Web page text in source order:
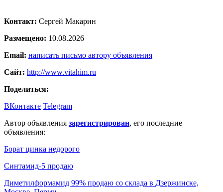
Контакт: Сергей Макарин
Размещено: 10.08.2026
Email: написать письмо автору объявления
Сайт: http://www.vitahim.ru
Поделиться:
ВКонтакте Telegram
Автор объявления зарегистрирован, его последние
объявления:
Борат цинка недорого
Синтамид-5 продаю
Диметилформамид 99% продаю со склада в Дзержинске,